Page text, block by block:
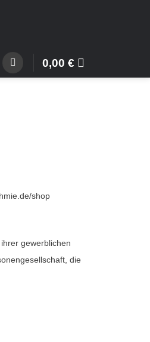
0,00 €
shop
gewerblichen
die